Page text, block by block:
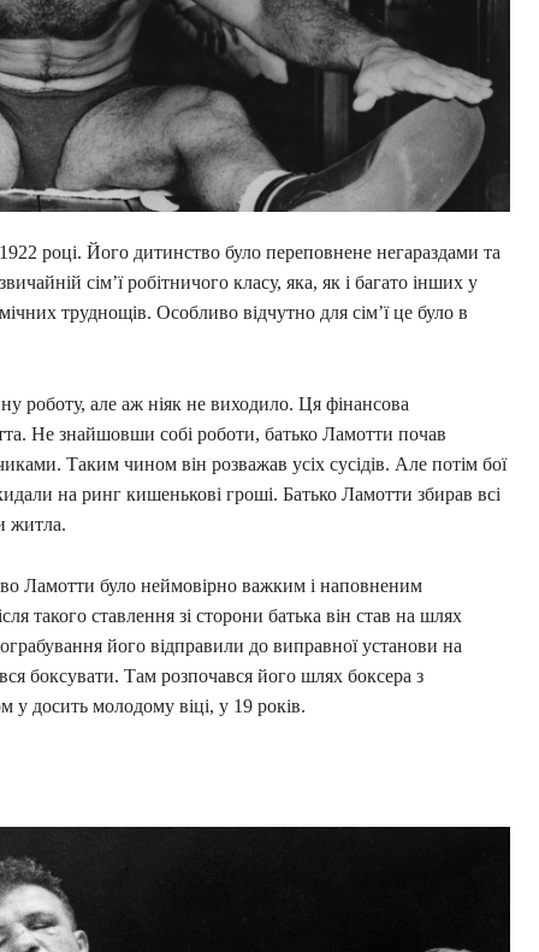
році. Його дитинство було переповнене негараздами та
сім’ї робітничого класу, яка, як і багато інших у
труднощів. Особливо відчутно для сім’ї це було в
роботу, але аж ніяк не виходило. Ця фінансова
Не знайшовши собі роботи, батько Ламотти почав
Таким чином він розважав усіх сусідів. Але потім бої
на ринг кишенькові гроші. Батько Ламотти збирав всі
житла.
Ламотти було неймовірно важким і наповненим
такого ставлення зі сторони батька він став на шлях
його відправили до виправної установи на
боксувати. Там розпочався його шлях боксера з
у досить молодому віці, у 19 років.